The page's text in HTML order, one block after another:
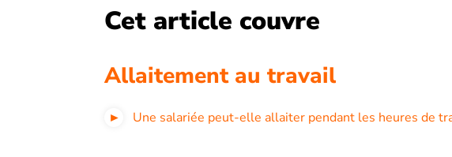
Cet article couvre
Allaitement au travail
Une salariée peut-elle allaiter pendant les heures de